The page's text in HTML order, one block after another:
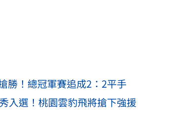
勝！總冠軍賽追成2：2平手
入選！桃園雲豹飛將搶下強援